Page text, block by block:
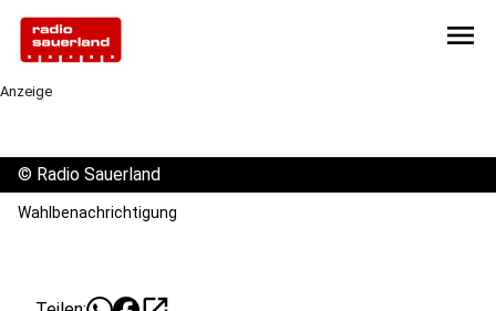
menu
Anzeige
© Radio Sauerland
Wahlbenachrichtigung